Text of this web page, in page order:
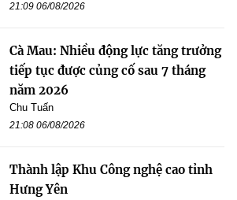
21:09 06/08/2026
Cà Mau: Nhiều động lực tăng trưởng
tiếp tục được củng cố sau 7 tháng
năm 2026
Chu Tuấn
21:08 06/08/2026
Thành lập Khu Công nghệ cao tỉnh
Hưng Yên